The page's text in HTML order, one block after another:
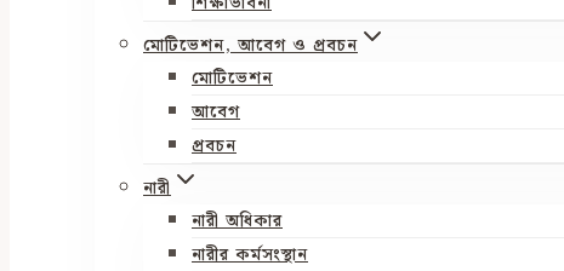
মোটিভেশন, আবেগ ও প্রবচন
মোটিভেশন
আবেগ
প্রবচন
নারী
নারী অধিকার
নারীর কর্মসংস্থান